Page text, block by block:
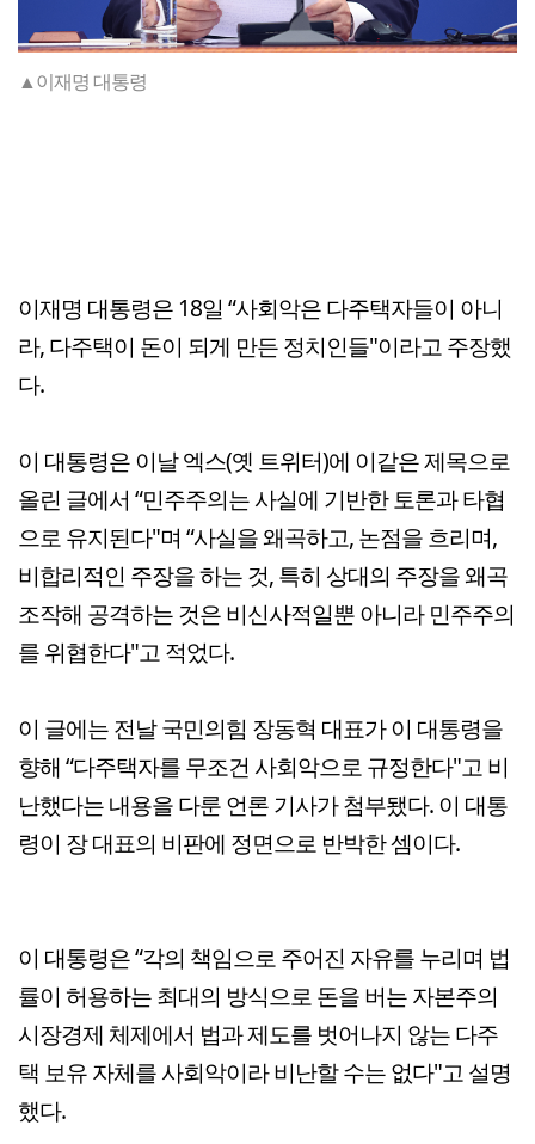
▲이재명 대통령
이재명 대통령은 18일 “사회악은 다주택자들이 아니
라, 다주택이 돈이 되게 만든 정치인들"이라고 주장했
다.
이 대통령은 이날 엑스(옛 트위터)에 이같은 제목으로
올린 글에서 “민주주의는 사실에 기반한 토론과 타협
으로 유지된다"며 “사실을 왜곡하고, 논점을 흐리며,
비합리적인 주장을 하는 것, 특히 상대의 주장을 왜곡
조작해 공격하는 것은 비신사적일뿐 아니라 민주주의
를 위협한다"고 적었다.
이 글에는 전날 국민의힘 장동혁 대표가 이 대통령을
향해 “다주택자를 무조건 사회악으로 규정한다"고 비
난했다는 내용을 다룬 언론 기사가 첨부됐다. 이 대통
령이 장 대표의 비판에 정면으로 반박한 셈이다.
이 대통령은 “각의 책임으로 주어진 자유를 누리며 법
률이 허용하는 최대의 방식으로 돈을 버는 자본주의
시장경제 체제에서 법과 제도를 벗어나지 않는 다주
택 보유 자체를 사회악이라 비난할 수는 없다"고 설명
했다.